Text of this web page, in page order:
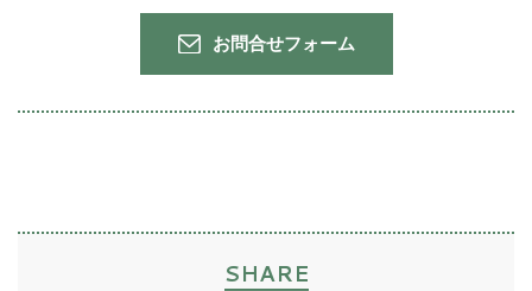
お問合せフォーム
SHARE